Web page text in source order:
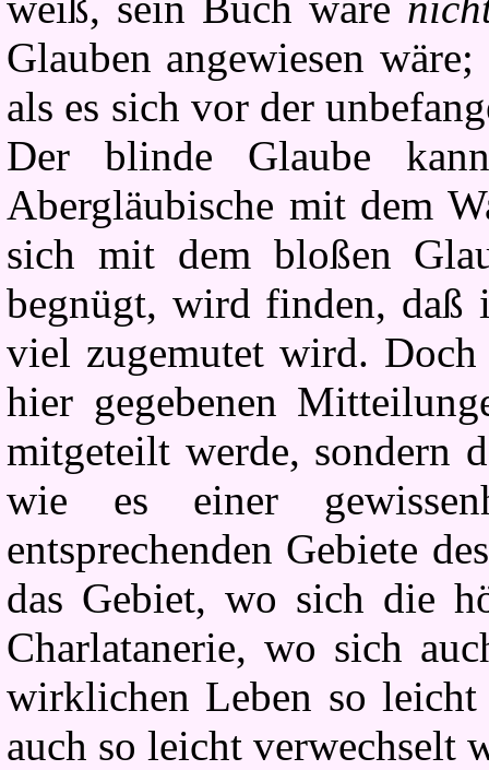
Glauben angewiesen
als es sich vor der
Der blinde Glaube
Abergläubische mit dem
sich mit dem bloßen
begnügt, wird finden, daß
viel zugemutet wird.
hier gegebenen
mitgeteilt werde, sondern
wie es einer
entsprechenden Gebiete
das Gebiet, wo sich die
Charlatanerie, wo sich
wirklichen Leben so
auch so leicht verwechselt